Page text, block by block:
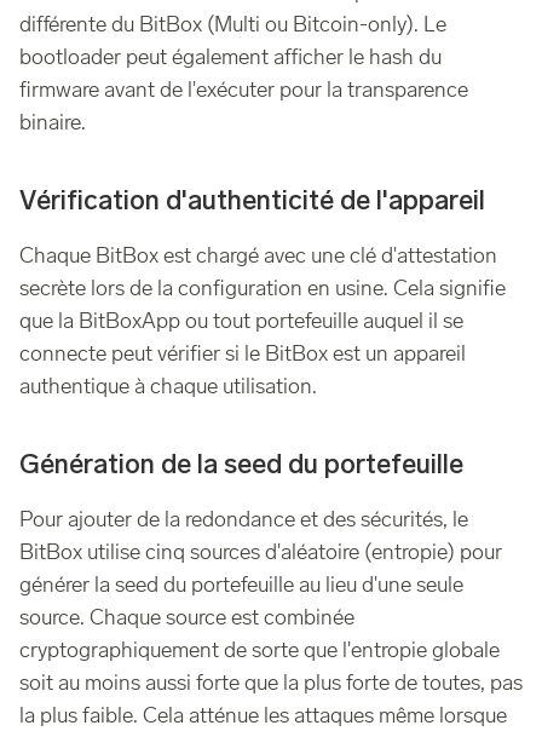
différente du BitBox (Multi ou Bitcoin-only). Le
bootloader peut également afficher le hash du
firmware avant de l'exécuter pour la transparence
binaire.
Vérification d'authenticité de l'appareil
Chaque BitBox est chargé avec une clé d'attestation
secrète lors de la configuration en usine. Cela signifie
que la BitBoxApp ou tout portefeuille auquel il se
connecte peut vérifier si le BitBox est un appareil
authentique à chaque utilisation.
Génération de la seed du portefeuille
Pour ajouter de la redondance et des sécurités, le
BitBox utilise cinq sources d'aléatoire (entropie) pour
générer la seed du portefeuille au lieu d'une seule
source. Chaque source est combinée
cryptographiquement de sorte que l'entropie globale
soit au moins aussi forte que la plus forte de toutes, pas
la plus faible. Cela atténue les attaques même lorsque